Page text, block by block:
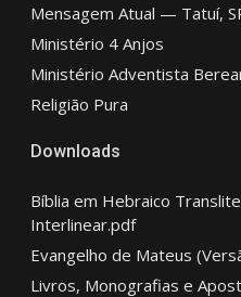
Mensagem Atual — Tatuí,
Ministério 4 Anjos
Ministério Adventista
Religião Pura
Downloads
Bíblia em Hebraico
Interlinear.pdf
Evangelho de Mateus
Livros, Monografias e